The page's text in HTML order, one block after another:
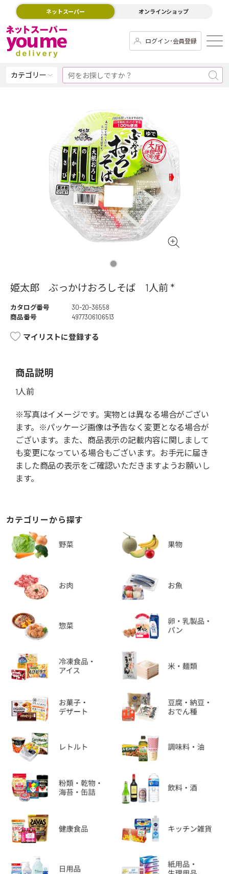
ネットスーパー オンラインショップ
ログイン･会員登録
カテゴリー
姫太郎 ぶっかけおろしそば 1人前 *
カタログ番号
30-20-36558
商品番号
4977306106513
マイリストに登録する
商品説明
1人前
※写真はイメージです。実物とは異なる場合がござい
ます。※パッケージ画像は予告なく変更となる場合が
ございます。また、商品表示の記載内容に関しまして
も変更になっている場合もございます。お手元に届き
ました商品の表示をご確認いただきますようお願いし
ます。
カテゴリーから探す